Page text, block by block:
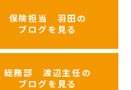
保険担当 羽田の
ブログを見る
総務部 渡辺主任の
ブログを見る